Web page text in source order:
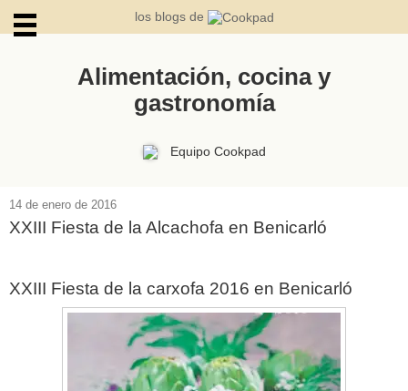
los blogs de
Alimentación, cocina y
gastronomía
Equipo Cookpad
14 de enero de 2016
XXIII Fiesta de la Alcachofa en Benicarló
XXIII Fiesta de la carxofa 2016 en Benicarló